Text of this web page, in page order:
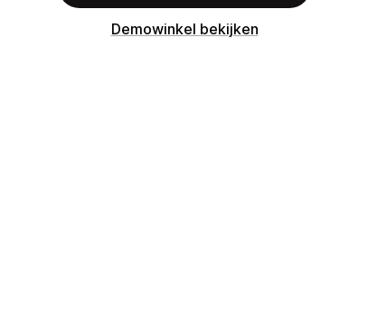
Demowinkel bekijken